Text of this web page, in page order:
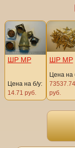
ШР МР
Цена на б/у:
14.71 руб.
ШР МР
Цена на
73537.74
руб.